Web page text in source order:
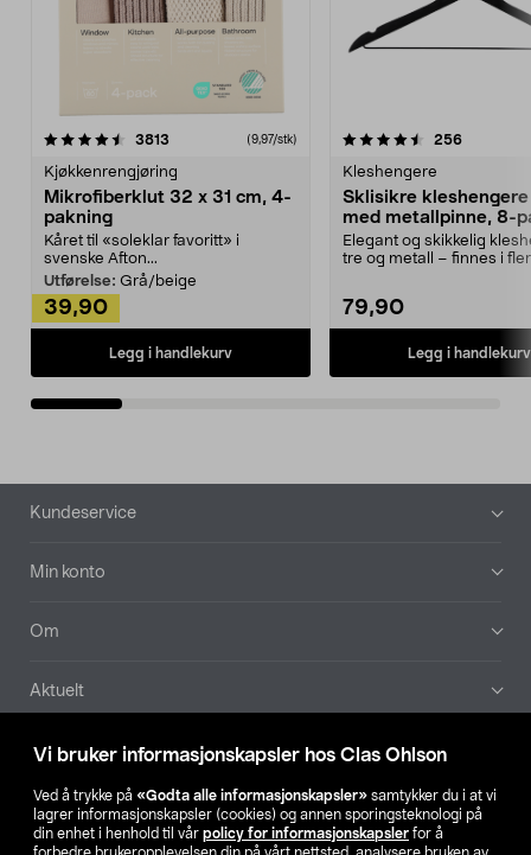
Vi bruker informasjonskapsler hos Clas Ohlson
Ved å trykke på «Godta alle informasjonskapsler» samtykker du i at vi
lagrer informasjonskapsler (cookies) og annen sporingsteknologi på
din enhet i henhold til vår policy for informasjonskapsler for å
3813 anmeldelser(9,97/stk)
Kjøkkenrengjøring
Mikrofiberklut 32 x 31 cm, 4-
pakning
Kåret til «soleklar favoritt» i
svenske Afton...
Utførelse: Grå/beige
39,90
Legg i handlekurv
4.5av 5 stjerner 256
Kleshengere
Sklisikre
med metallpinne, 8-
Elegant og skikkelig
tre og metall – finnes i
79,90
Legg i handlekurv
4.5av 5 stjerner
Bunntekst
Kundeservice
Min konto
Om
Aktuelt
Våre selskaper
Finn din butikk